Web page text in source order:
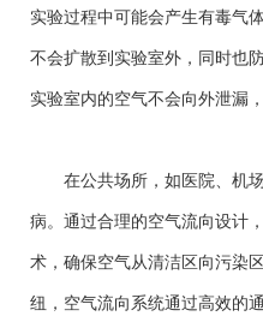
实验过程中可能会产生有毒气
不会扩散到实验室外，同时也
实验室内的空气不会向外泄漏
在公共场所，如医院、机场
病。通过合理的空气流向设计
术，确保空气从清洁区向污染
纽，空气流向系统通过高效的